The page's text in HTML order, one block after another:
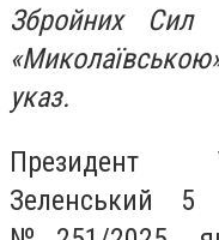
Збройних Сил
указ.
Президент
Зеленський 5